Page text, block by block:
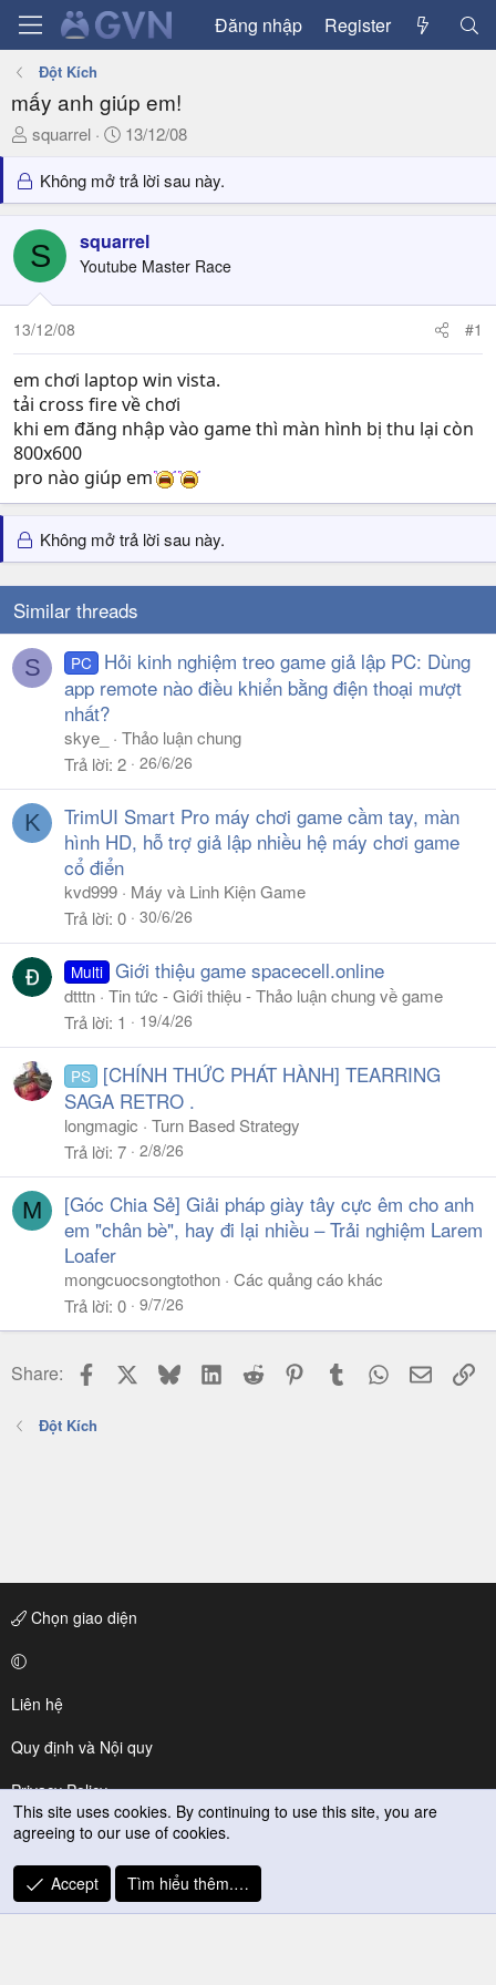
Đăng nhập Register
Đột Kích
mấy anh giúp em!
T
r
e
a
d
s
t
a
r
e
r
squarrel
N
à
y
ử
i
13/12/08
Không mở trả lời sau này.
S squarrel
Youtube Master Race
13/12/08 #1
em chơi laptop win vista.
tải cross fire về chơi
khi em đăng nhập vào game thì màn hình bị thu lại còn
800x600
pro nào giúp em
Không mở trả lời sau này.
Similar threads
S PC
Hỏi kinh nghiệm treo game giả lập PC: Dùng
app remote nào điều khiển bằng điện thoại mượt
nhất?
skye_
Thảo luận chung
Trả lời 2 26/6/26
K
TrimUI Smart Pro máy chơi game cầm tay, màn
hình HD, hỗ trợ giả lập nhiều hệ máy chơi game
cổ điển
kvd999
Máy và Linh Kiện Game
Trả lời 0 30/6/26
Multi Giới thiệu game spacecell.online
dtttn Tin tức - Giới thiệu - Thảo luận chung về game
Trả lời 1 19/4/26
PS
[CHÍNH THỨC PHÁT HÀNH] TEARRING
SAGA RETRO .
longmagic
Turn Based Strategy
Trả lời 7 2/8/26
M
[Góc Chia Sẻ] Giải pháp giày tây cực êm cho anh
em "chân bè", hay đi lại nhiều – Trải nghiệm Larem
Loafer
mongcuocsongtothon Các quảng cáo khác
Trả lời 0 9/7/26
Share: Facebook BlueskyLinkedIn
Reddit PinterestTumblr WhatsApp
Email
Đột Kích
Chọn giao diện
Liên hệ
Quy định và Nội quy
Privacy Policy
Trợ giúp
R
S
This site uses cookies. By continuing to use this site, you are
agreeing to our use of cookies.
Accept Tìm hiểu thêm.…